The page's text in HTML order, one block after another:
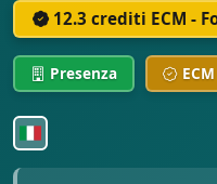
12.3 crediti ECM -
Presenza ECM